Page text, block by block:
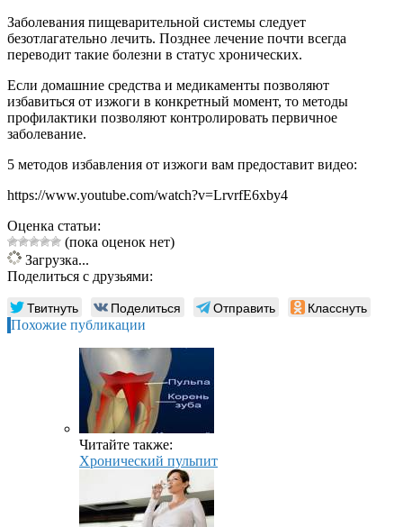
Заболевания пищеварительной системы следует
безотлагательно лечить. Позднее лечение почти всегда
переводит такие болезни в статус хронических.
Если домашние средства и медикаменты позволяют
избавиться от изжоги в конкретный момент, то методы
профилактики позволяют контролировать первичное
заболевание.
5 методов избавления от изжоги вам предоставит видео:
https://www.youtube.com/watch?v=LrvrfE6xby4
Оценка статьи:
(пока оценок нет)
Загрузка...
Поделиться с друзьями:
Твитнуть Поделиться Отправить Класснуть
Похожие публикации
Читайте также:
Хронический пульпит